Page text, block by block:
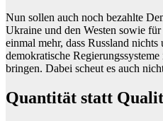
Nun sollen auch noch bezahlte
Ukraine und den Westen sowie
einmal mehr, dass Russland
demokratische
bringen. Dabei scheut es auch
Quantität statt